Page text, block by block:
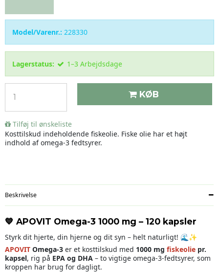
Model/Varenr.: 228330
Lagerstatus: 1–3 Arbejdsdage
KØB
Tilføj til ønskeliste
Kosttilskud indeholdende fiskeolie. Fiske olie har et højt
indhold af omega-3 fedtsyrer.
Beskrivelse
💙 APOVIT Omega-3 1000 mg – 120 kapsler
Styrk dit hjerte, din hjerne og dit syn – helt naturligt! 🌊✨
APOVIT Omega-3 er et kosttilskud med 1000 mg fiskeolie pr.
kapsel, rig på EPA og DHA – to vigtige omega-3-fedtsyrer, som
kroppen har brug for dagligt.